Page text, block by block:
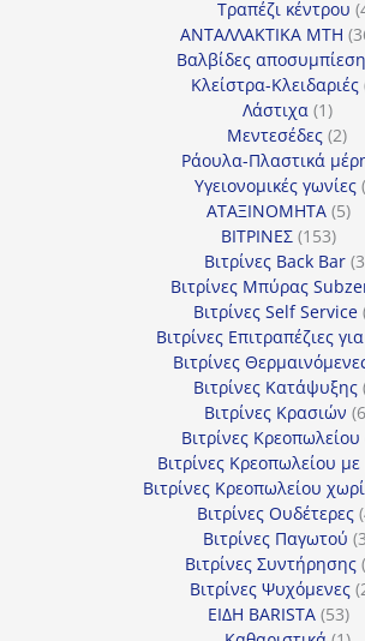
Τραπέζι κέντρου
ΑΝΤΑΛΛΑΚΤΙΚΑ MTH
Βαλβίδες
Κλείστρα-Κλειδαριές
Λάστιχα 11
Μεντεσέδες 22
Ράουλα-Πλαστικά
Υγειονομικές γωνίες
ΑΤΑΞΙΝΟΜΗΤΑ 55
ΒΙΤΡΙΝΕΣ 153153
Βιτρίνες Back Bar 3
Βιτρίνες Mπύρας
Βιτρίνες Self Service
Βιτρίνες Επιτραπέζιες
Βιτρίνες
Βιτρίνες Κατάψυξης
Βιτρίνες Κρασιών 6
Βιτρίνες Κρεοπωλείου
Βιτρίνες Κρεοπωλείου
Βιτρίνες Κρεοπωλείου
Βιτρίνες Ουδέτερες
Βιτρίνες Παγωτού 3
Βιτρίνες Συντήρησης
Βιτρίνες Ψυχόμενες
ΕΙΔΗ BARISTA 5353